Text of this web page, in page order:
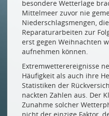
besondere Wetterlage
Mittelmeer zuvor nie
Niederschlagsmengen,
Reparaturarbeiten zur
erst gegen Weihnachten
aufnehmen können.
Extremwetterereignisse
Häufigkeit als auch ihre
Statistiken der
nackten Zahlen aus. Der
Zunahme solcher